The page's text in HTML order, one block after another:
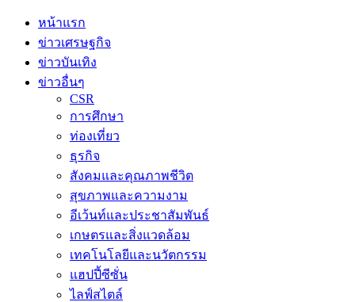
Skip
content
หน้าแรก
ข่าวเศรษฐกิจ
ข่าวบันเทิง
ข่าวอื่นๆ
CSR
การศึกษา
ท่องเที่ยว
ธุรกิจ
สังคมและคุณภาพชีวิต
สุขภาพและความงาม
อีเว้นท์และประชาสัมพันธ์
เกษตรและสิ่งแวดล้อม
เทคโนโลยีและนวัตกรรม
แฮปปี้ซีซั่น
ไลฟ์สไตล์